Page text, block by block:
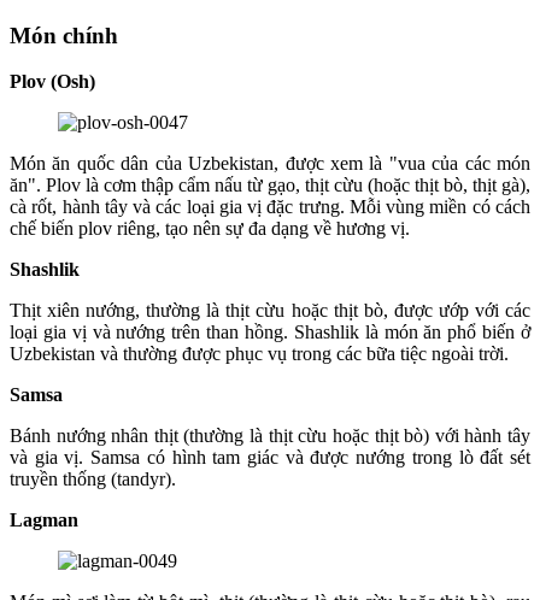
Món chính
Plov (Osh)
Món ăn quốc dân của Uzbekistan, được xem là "vua của các món
ăn". Plov là cơm thập cẩm nấu từ gạo, thịt cừu (hoặc thịt bò, thịt gà),
cà rốt, hành tây và các loại gia vị đặc trưng. Mỗi vùng miền có cách
chế biến plov riêng, tạo nên sự đa dạng về hương vị.
Shashlik
Thịt xiên nướng, thường là thịt cừu hoặc thịt bò, được ướp với các
loại gia vị và nướng trên than hồng. Shashlik là món ăn phổ biến ở
Uzbekistan và thường được phục vụ trong các bữa tiệc ngoài trời.
Samsa
Bánh nướng nhân thịt (thường là thịt cừu hoặc thịt bò) với hành tây
và gia vị. Samsa có hình tam giác và được nướng trong lò đất sét
truyền thống (tandyr).
Lagman